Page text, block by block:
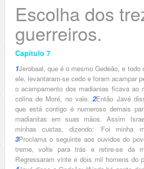
Escolha dos
guerreiros.
Capítulo 7
1Jerobaal, que é o mesmo Gedeão, e todo
ele, levantaram-se cedo e foram acampar
o acampamento dos madianias ficava ao
colina de Moré, no vale.2Então Javé
que está contigo é numeroso demais
madianitas em suas mãos. Assim
minhas custas, dizendo: ‘Foi minha
3Proclama o seguinte aos ouvidos do
treme, volte para trás e retire-se da
Regressaram vinte e dois mil homens do